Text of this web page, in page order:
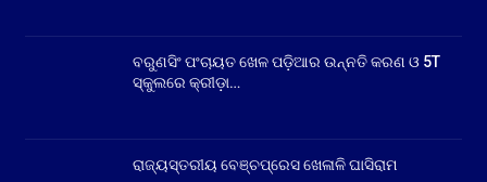
ବରୁଣସିଂ ପଂଚାୟତ ଖେଳ ପଡ଼ିଆର ଉନ୍ନତି କରଣ ଓ 5T
ସ୍କୁଲରେ କ୍ରୀଡ଼ା…
ରାଜ୍ୟସ୍ତରୀୟ ବେଞ୍ଚପ୍ରେସ ଖେଳାଳି ଘାସିରାମ